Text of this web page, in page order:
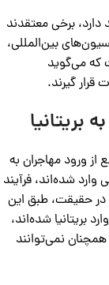
دارد، برخی معتقدند
بین‌المللی،
است که می‌گوید
قرار گیرند.
بریتانیا
از ورود مهاجران به
وارد شده‌اند، فرآیند
در حقیقت، طبق این
بریتانیا شده‌اند،
نمی‌توانند